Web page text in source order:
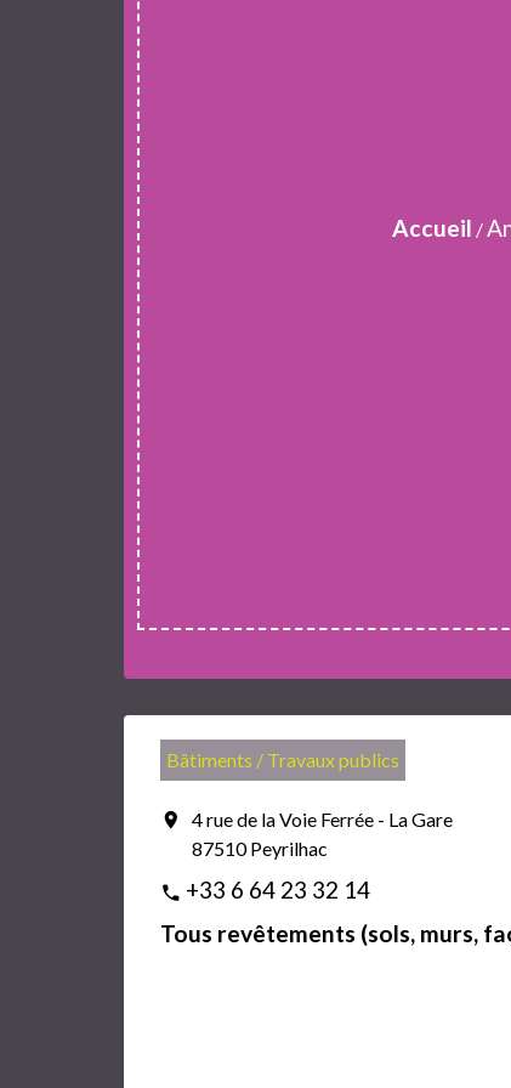
Accueil /
Bâtiments / Travaux publics
location_on
4 rue de la Voie Ferrée - La Gare
87510 Peyrilhac
phone +33 6 64 23 32 14
Tous revêtements (sols, murs,